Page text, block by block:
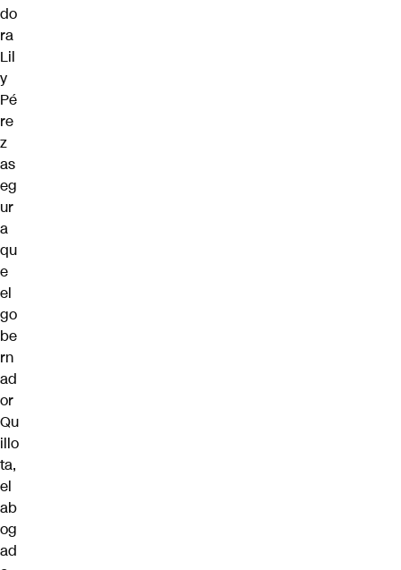
do
ra
Lil
y
Pé
re
z
as
eg
ur
a
qu
e
el
go
be
rn
ad
or
Qu
illo
ta,
el
ab
og
ad